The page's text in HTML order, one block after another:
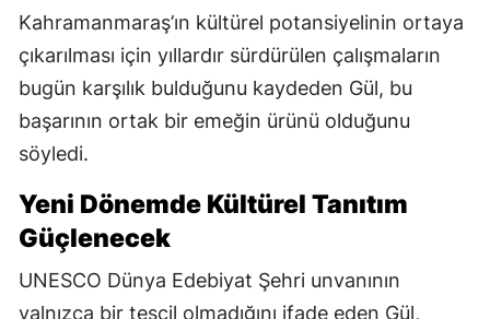
Kahramanmaraş’ın kültürel potansiyelinin ortaya
çıkarılması için yıllardır sürdürülen çalışmaların
bugün karşılık bulduğunu kaydeden Gül, bu
başarının ortak bir emeğin ürünü olduğunu
söyledi.
Yeni Dönemde Kültürel Tanıtım
Güçlenecek
UNESCO Dünya Edebiyat Şehri unvanının
yalnızca bir tescil olmadığını ifade eden Gül,